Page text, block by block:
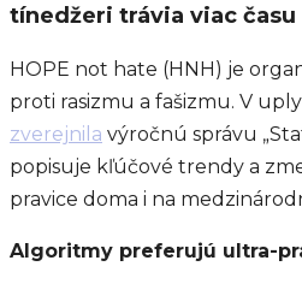
tínedžeri trávia viac času
HOPE not hate (HNH) je
proti rasizmu a fašizmu. V
zverejnila výročnú správu
popisuje kľúčové trendy a
pravice doma i na
Algoritmy preferujú ultra-